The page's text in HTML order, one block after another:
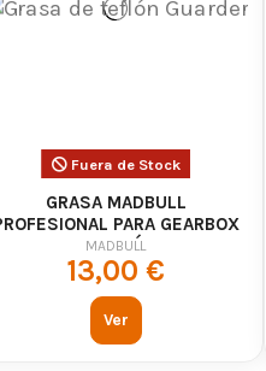
Fuera de Stock
GRASA MADBULL
PARA GEARBOX
Y PISTÓN
MADBULL
13,00 €
Ver